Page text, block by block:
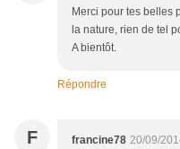
Merci pour tes belles
la nature, rien de tel
A bientôt.
Répondre
F francine78 20/09/